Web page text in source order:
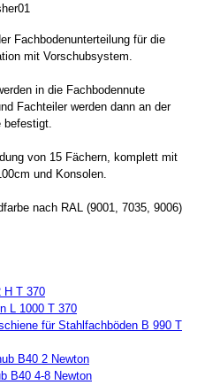
Fachbodenunterteilung für die
mit Vorschubsystem.
in die Fachbodennute
Fachteiler werden dann an der
befestigt.
von 15 Fächern, komplett mit
und Konsolen.
nach RAL (9001, 7035, 9006)
H T 370
L 1000 T 370
für Stahlfachböden B 990 T
B40 2 Newton
B40 4-8 Newton